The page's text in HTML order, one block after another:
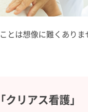
とは想像に難くあり
「クリアス看護」